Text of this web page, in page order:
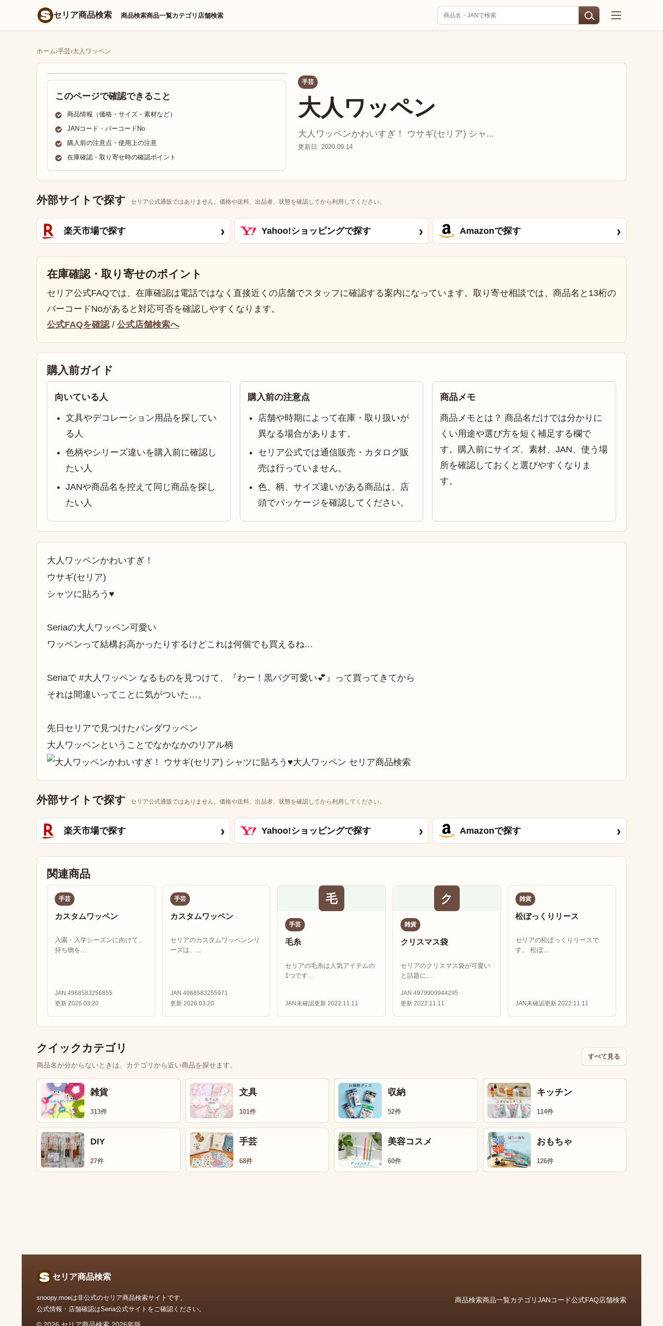
セリア商品検索 商品検索商品一覧カテゴリ 店舗検索
ホーム›手芸›大人ワッペン
このページで確認できること
商品情報（価格・サイズ・素材など）
JANコード・バーコードNo
購入前の注意点・使用上の注意
在庫確認・取り寄せ時の確認ポイント
手芸
大人ワッペン
大人ワッペンかわいすぎ！ ウサギ(セリア) シャ...
更新日: 2020.09.14
外部サイトで探す セリア公式通販ではありません。価格や送料、出品者、状態を確認してから利用してください。
楽天市場で探す › Yahoo!ショッピングで探す › Amazonで探す ›
在庫確認・取り寄せのポイント
セリア公式FAQでは、在庫確認は電話ではなく直接近くの店舗でスタッフに確認する案内になっています。取り寄せ相談では、商品名と13桁の
バーコードNoがあると対応可否を確認しやすくなります。
公式FAQを確認/ 公式店舗検索へ
購入前ガイド
向いている人
文具やデコレーション用品を探してい
る人
色柄やシリーズ違いを購入前に確認し
たい人
JANや商品名を控えて同じ商品を探し
たい人
購入前の注意点
店舗や時期によって在庫・取り扱いが
異なる場合があります。
セリア公式では通信販売・カタログ販
売は行っていません。
色、柄、サイズ違いがある商品は、店
頭でパッケージを確認してください。
商品メモ
商品メモとは？ 商品名だけでは分かりに
くい用途や選び方を短く補足する欄で
す。購入前にサイズ、素材、JAN、使う場
所を確認しておくと選びやすくなりま
す。
大人ワッペンかわいすぎ！
ウサギ(セリア)
シャツに貼ろう♥
Seriaの大人ワッペン可愛い
ワッペンって結構お高かったりするけどこれは何個でも買えるね…
Seriaで #大人ワッペン なるものを見つけて、『わー！黒パグ可愛い💕』って買ってきてから
それは間違いってことに気がついた…。
先日セリアで見つけたパンダワッペン
大人ワッペンということでなかなかのリアル柄
外部サイトで探す セリア公式通販ではありません。価格や送料、出品者、状態を確認してから利用してください。
楽天市場で探す › Yahoo!ショッピングで探す › Amazonで探す ›
関連商品
手芸
カスタムワッペン
入園・入学シーズンに向けて、
持ち物を...
JAN 4968583256855
更新 2026.03.20
手芸
カスタムワッペン
セリアのカスタムワッペンシリ
ーズは、...
JAN 4968583255971
更新 2026.03.20
毛
手芸
毛糸
セリアの毛糸は人気アイテムの
1つです...
JAN未確認更新 2022.11.11
ク
雑貨
クリスマス袋
セリアのクリスマス袋が可愛い
と話題に...
JAN 4979909944295
更新 2022.11.11
雑貨
松ぼっくりリース
セリアの松ぼっくりリースで
す。 松ぼ...
JAN未確認更新 2022.11.11
クイックカテゴリ
商品名が分からないときは、カテゴリから近い商品を探せます。
すべて見る
雑貨
313件
文具
101件
収納
52件
キッチン
114件
DIY
27件
手芸
68件
美容コスメ
60件
おもちゃ
126件
セリア商品検索
snoopy.moeは非公式のセリア商品検索サイトです。
公式情報・店舗確認はSeria公式サイトをご確認ください。
商品検索商品一覧カテゴリJANコード公式FAQ店舗検索